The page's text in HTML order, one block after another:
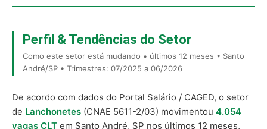
Perfil & Tendências do Setor
Como este setor está mudando • últimos 12 meses • Santo
André/SP • Trimestres: 07/2025 a 06/2026
De acordo com dados do Portal Salário / CAGED, o setor
de Lanchonetes (CNAE 5611-2/03) movimentou 4.054
vagas CLT em Santo André, SP nos últimos 12 meses,